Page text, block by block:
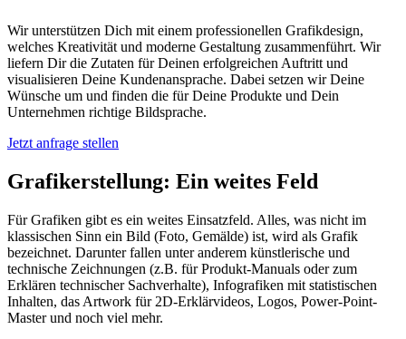
Wir unterstützen Dich mit einem professionellen Grafikdesign,
welches Kreativität und moderne Gestaltung zusammenführt. Wir
liefern Dir die Zutaten für Deinen erfolgreichen Auftritt und
visualisieren Deine Kundenansprache. Dabei setzen wir Deine
Wünsche um und finden die für Deine Produkte und Dein
Unternehmen richtige Bildsprache.
Jetzt anfrage stellen
Grafikerstellung: Ein weites Feld
Für Grafiken gibt es ein weites Einsatzfeld. Alles, was nicht im
klassischen Sinn ein Bild (Foto, Gemälde) ist, wird als Grafik
bezeichnet. Darunter fallen unter anderem künstlerische und
technische Zeichnungen (z.B. für Produkt-Manuals oder zum
Erklären technischer Sachverhalte), Infografiken mit statistischen
Inhalten, das Artwork für 2D-Erklärvideos, Logos, Power-Point-
Master und noch viel mehr.